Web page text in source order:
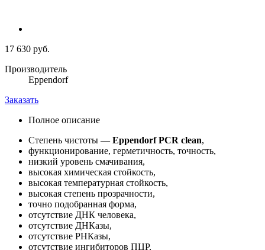
17 630 руб.
Производитель
Eppendorf
Заказать
Полное описание
Степень чистоты — Eppendorf PCR clean,
функционирование, герметичность, точность,
низкий уровень смачивания,
высокая химическая стойкость,
высокая температурная стойкость,
высокая степень прозрачности,
точно подобранная форма,
отсутствие ДНК человека,
отсутствие ДНКазы,
отсутствие РНКазы,
отсутствие ингибиторов ПЦР,